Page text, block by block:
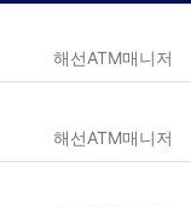
등록자
해선ATM매니저
등록자
해선ATM매니저